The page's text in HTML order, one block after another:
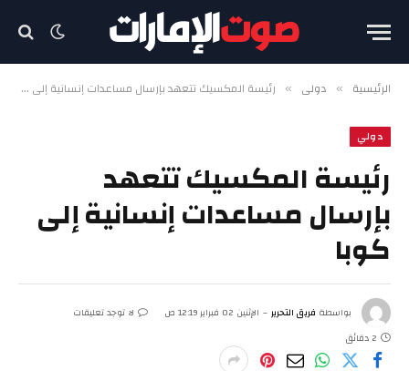
الرئيسية » دولي » رئيسة المكسيك تتعهد بإرسال مساعدات إنسانية إلى كوبا
دولي
رئيسة المكسيك تتعهد
بإرسال مساعدات إنسانية إلى
كوبا
بواسطة فريق التحرير الإثنين 02 فبراير 12:19 ص
لا توجد تعليقات
2 دقائق